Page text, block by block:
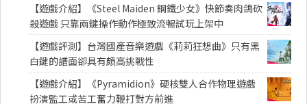
【遊戲介紹】《Steel Maiden 鋼鐵少女》快節奏肉鴿砍
殺遊戲 只靠兩鍵操作動作極致流暢試玩上架中
【遊戲評測】台灣國產音樂遊戲《莉莉狂想曲》只有黑
白鍵的譜面卻具有頗高挑戰性
【遊戲介紹】《Pyramidion》硬核雙人合作物理遊戲
扮演監工或苦工奮力鞭打對方前進